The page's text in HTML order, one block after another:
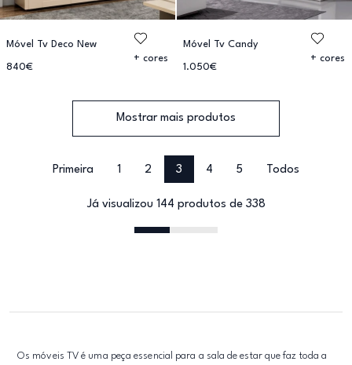
Móvel Tv Deco New
840€
+ cores
Móvel Tv Candy
1.050€
+ cores
Mostrar mais produtos
Primeira 1 2 3 4 5 Todos
Já visualizou 144 produtos de 338
Os móveis TV é uma peça essencial para a sala de estar que faz toda a